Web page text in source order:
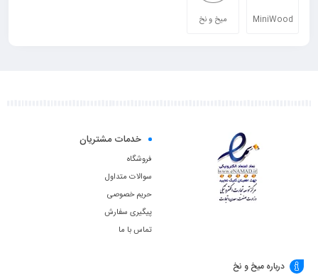
MiniWood میخ و نخ
خدمات مشتریان
فروشگاه
سوالات متداول
حریم خصوصی
پیگیری سفارش
تماس با ما
درباره میخ و نخ